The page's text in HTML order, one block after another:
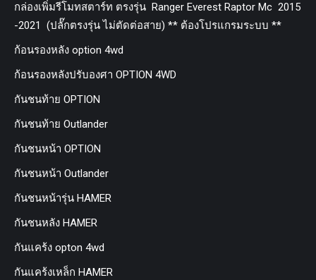
กล่องเพิ่มรีโมทสตาร์ท ตรงรุ่น Ranger Everest Raptor Mc 2015
-2021 (ปลั๊กตรงรุ่น ไม่ตัดต่อสาย) ** ต้องโปรแกรมระบบ **
ก้อนรองหลัง option 4wd
ก้อนรองหลังปรับองศา OPTION 4WD
กันชนท้าย OPTION
กันชนท้าย Outlander
กันชนหน้า OPTION
กันชนหน้า Outlander
กันชนหน้ารุ่น HAMER
กันชนหลัง HAMER
กันแคร้ง opton 4wd
กันแคร้งเหล็ก HAMER